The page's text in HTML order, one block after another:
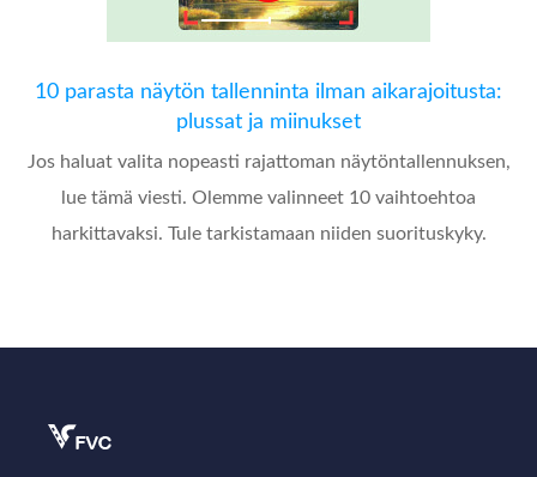
10 parasta näytön tallenninta ilman aikarajoitusta:
plussat ja miinukset
Jos haluat valita nopeasti rajattoman näytöntallennuksen,
lue tämä viesti. Olemme valinneet 10 vaihtoehtoa
harkittavaksi. Tule tarkistamaan niiden suorituskyky.